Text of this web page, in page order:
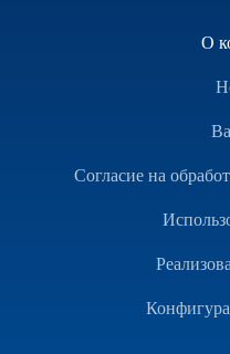
О
Согласие на